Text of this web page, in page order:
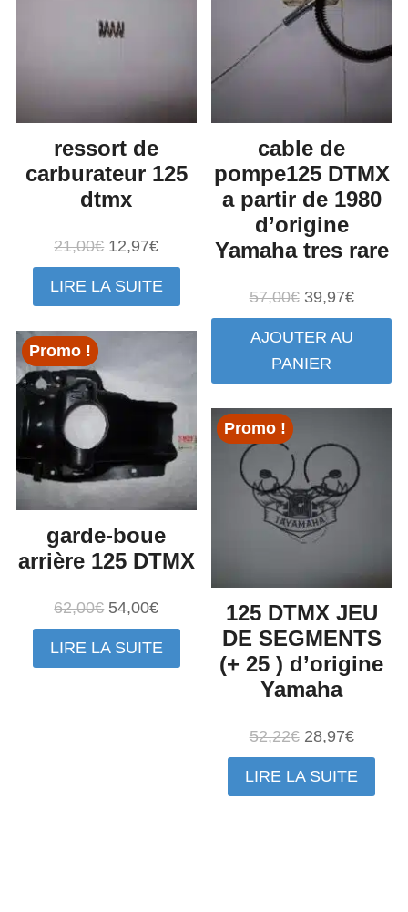
ressort de
carburateur 125
dtmx
21,00€ Le
prix
initial
12,97€Le
prix
actuel
LIRE LA SUITE
cable de
pompe125 DTMX
a partir de 1980
d’origine
Yamaha tres rare
57,00€ Le
prix
initial
était :
39,97€Le
prix
AJOUTER AU
PANIER
Promo !
garde-boue
arrière 125 DTMX
62,00€ Le
prix
initial
54,00€Le
prix
actuel
LIRE LA SUITE
Promo !
125 DTMX JEU
DE SEGMENTS
(+ 25 ) d’origine
Yamaha
52,22€ Le
prix
initial
28,97€Le
prix
actuel
LIRE LA SUITE